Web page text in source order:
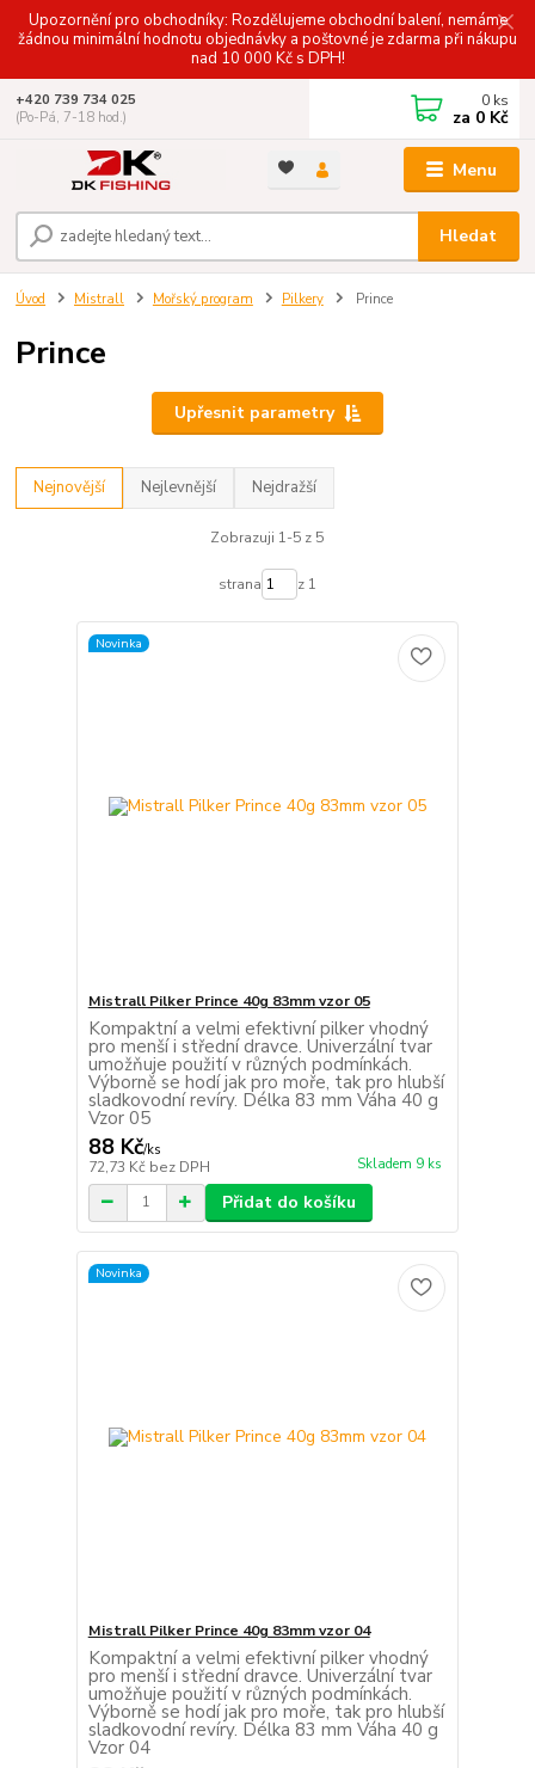
Upozornění pro obchodníky: Rozdělujeme obchodní balení, nemáme
žádnou minimální hodnotu objednávky a poštovné je zdarma při nákupu
nad 10 000 Kč s DPH!
Menu
Hledat
+420 739 734 025
(Po-Pá, 7-18 hod.)
0 ks
za 0 Kč
Úvod Mistrall Mořský program Pilkery Prince
Prince
Upřesnit parametry
Nejnovější Nejlevnější Nejdražší
Zobrazuji 1-5 z 5
strana z 1
Novinka
Mistrall Pilker Prince 40g 83mm vzor 05
Kompaktní a velmi efektivní pilker vhodný
pro menší i střední dravce. Univerzální tvar
umožňuje použití v různých podmínkách.
Výborně se hodí jak pro moře, tak pro hlubší
sladkovodní revíry. Délka 83 mm Váha 40 g
Vzor 05
88 Kč/ks
72,73 Kč bez DPH Skladem 9 ks
Přidat do košíku
Novinka
Mistrall Pilker Prince 40g 83mm vzor 04
Kompaktní a velmi efektivní pilker vhodný
pro menší i střední dravce. Univerzální tvar
umožňuje použití v různých podmínkách.
Výborně se hodí jak pro moře, tak pro hlubší
sladkovodní revíry. Délka 83 mm Váha 40 g
Vzor 04